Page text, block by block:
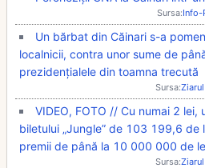
Sursa:Info-
Un bărbat din Căinari s-a
localnicii, contra unor sume de
prezidențialele din toamna trecută
Sursa:
VIDEO, FOTO // Cu numai 2
biletului „Jungle” de 103 199,6
premii de până la 10 000 000 de
Sursa: